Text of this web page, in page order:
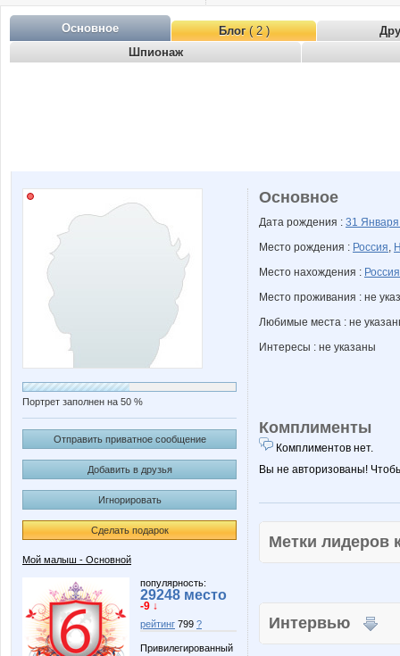
Основное Блог( 2 )
Шпионаж
Портрет заполнен на 50 %
Отправить приватное сообщение
Добавить в друзья
Игнорировать
Сделать подарок
Мой малыш - Основной
популярность:
29248 место
-9 ↓
рейтинг 799 ?
Привилегированный
Основное
Дата рождения : 31
Место рождения : Россия,
Место нахождения : Россия
Место проживания : не
Любимые места : не
Интересы : не указаны
Комплименты
Комплиментов нет.
Вы не авторизованы!
Метки
Интервью